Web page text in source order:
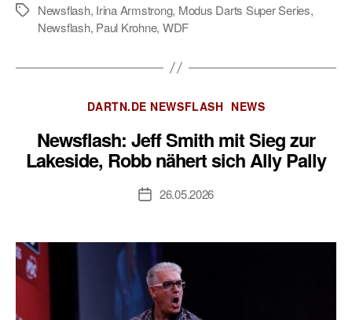
Schlagwörter
Newsflash, Irina Armstrong, Modus Darts Super Series,
Newsflash, Paul Krohne, WDF
Kategorien
DARTN.DE NEWSFLASH NEWS
Newsflash: Jeff Smith mit Sieg zur
Lakeside, Robb nähert sich Ally Pally
Veröffentlichungsdatum
26.05.2026